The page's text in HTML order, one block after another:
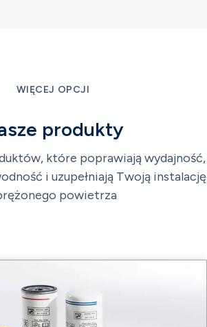
WIĘCEJ OPCJI
produkty
które poprawiają wydajność,
i uzupełniają Twoją instalację
powietrza